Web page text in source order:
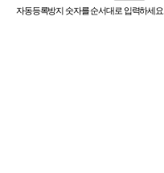
자동등록방지 숫자를 순서대로 입력하세요.